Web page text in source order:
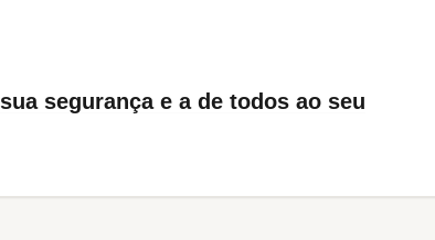
segurança e a de todos ao seu